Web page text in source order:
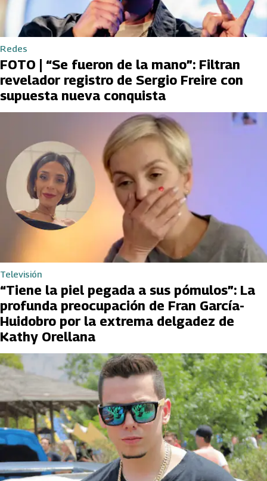
Redes
FOTO | “Se fueron de la mano”: Filtran
revelador registro de Sergio Freire con
supuesta nueva conquista
Televisión
“Tiene la piel pegada a sus pómulos”: La
profunda preocupación de Fran García-
Huidobro por la extrema delgadez de
Kathy Orellana